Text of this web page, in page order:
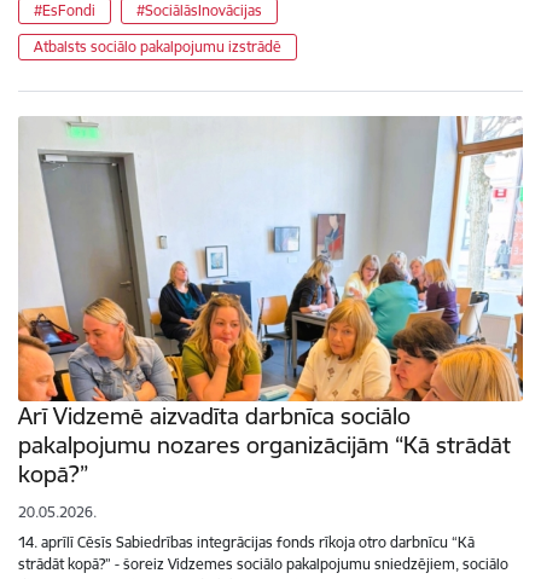
#EsFondi
#SociālāsInovācijas
Atbalsts sociālo pakalpojumu izstrādē
Arī Vidzemē aizvadīta darbnīca sociālo
pakalpojumu nozares organizācijām “Kā strādāt
kopā?”
20.05.2026.
14. aprīlī Cēsīs Sabiedrības integrācijas fonds rīkoja otro darbnīcu “Kā
strādāt kopā?” - šoreiz Vidzemes sociālo pakalpojumu sniedzējiem, sociālo